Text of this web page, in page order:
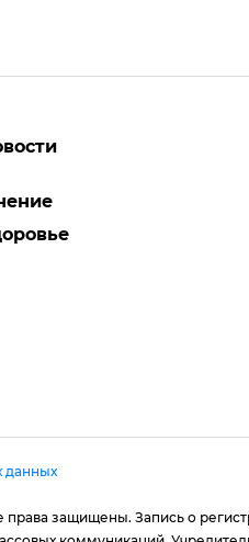
данных
права защищены. Запись о